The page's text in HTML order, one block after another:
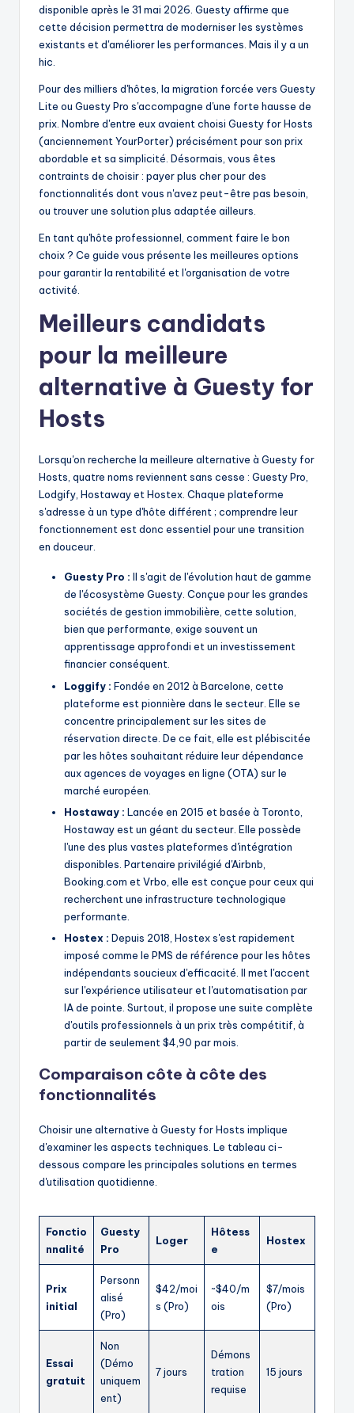
disponible après le 31 mai 2026. Guesty affirme que
cette décision permettra de moderniser les systèmes
existants et d'améliorer les performances. Mais il y a un
hic.
Pour des milliers d'hôtes, la migration forcée vers Guesty
Lite ou Guesty Pro s'accompagne d'une forte hausse de
prix. Nombre d'entre eux avaient choisi Guesty for Hosts
(anciennement YourPorter) précisément pour son prix
abordable et sa simplicité. Désormais, vous êtes
contraints de choisir : payer plus cher pour des
fonctionnalités dont vous n'avez peut-être pas besoin,
ou trouver une solution plus adaptée ailleurs.
En tant qu'hôte professionnel, comment faire le bon
choix ? Ce guide vous présente les meilleures options
pour garantir la rentabilité et l'organisation de votre
activité.
Meilleurs candidats
pour la meilleure
alternative à Guesty for
Hosts
Lorsqu'on recherche la meilleure alternative à Guesty for
Hosts, quatre noms reviennent sans cesse : Guesty Pro,
Lodgify, Hostaway et Hostex. Chaque plateforme
s'adresse à un type d'hôte différent ; comprendre leur
fonctionnement est donc essentiel pour une transition
en douceur.
Guesty Pro : Il s'agit de l'évolution haut de gamme
de l'écosystème Guesty. Conçue pour les grandes
sociétés de gestion immobilière, cette solution,
bien que performante, exige souvent un
apprentissage approfondi et un investissement
financier conséquent.
Loggify : Fondée en 2012 à Barcelone, cette
plateforme est pionnière dans le secteur. Elle se
concentre principalement sur les sites de
réservation directe. De ce fait, elle est plébiscitée
par les hôtes souhaitant réduire leur dépendance
aux agences de voyages en ligne (OTA) sur le
marché européen.
Hostaway : Lancée en 2015 et basée à Toronto,
Hostaway est un géant du secteur. Elle possède
l'une des plus vastes plateformes d'intégration
disponibles. Partenaire privilégié d'Airbnb,
Booking.com et Vrbo, elle est conçue pour ceux qui
recherchent une infrastructure technologique
performante.
Hostex : Depuis 2018, Hostex s'est rapidement
imposé comme le PMS de référence pour les hôtes
indépendants soucieux d'efficacité. Il met l'accent
sur l'expérience utilisateur et l'automatisation par
IA de pointe. Surtout, il propose une suite complète
d'outils professionnels à un prix très compétitif, à
partir de seulement $4,90 par mois.
Comparaison côte à côte des
fonctionnalités
Choisir une alternative à Guesty for Hosts implique
d'examiner les aspects techniques. Le tableau ci-
dessous compare les principales solutions en termes
d'utilisation quotidienne.
Fonctio
nnalité
Guesty
Pro
Loger
Hôtess
e
Hostex
Prix
initial
Personn
alisé
(Pro)
$42/moi
s (Pro)
~$40/m
ois
$7/mois
(Pro)
Essai
gratuit
Non
(Démo
uniquem
ent)
7 jours
Démons
tration
requise
15 jours